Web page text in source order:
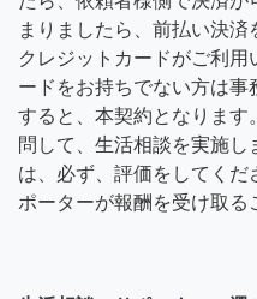
まりましたら、前払い決済
クレジットカードがご利
ードをお持ちでない方は事
すると、本契約となります
問して、生活相談を実施
は、必ず、評価をしてく
ポーターが報酬を受け取る